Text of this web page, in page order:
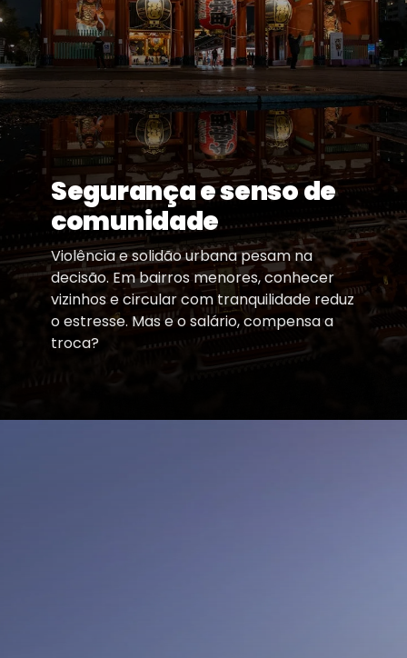
Segurança e senso de
comunidade
Violência e solidão urbana pesam na
decisão. Em bairros menores, conhecer
vizinhos e circular com tranquilidade reduz
o estresse. Mas e o salário, compensa a
troca?